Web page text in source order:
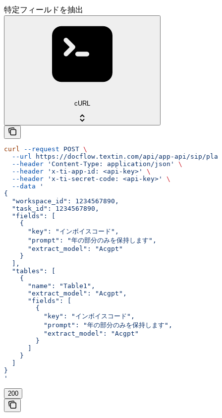
特定フィールドを抽出
cURL
curl --request POST \
  --url
https://docflow.textin.com/api/app-api/sip/
  --header
'Content-Type: application/json'
\
  --header
'x-ti-app-id: <api-key>'
\
  --header
'x-ti-secret-code: <api-key>'
\
  --data
'
{
  "workspace_id": 1234567890,
  "task_id": 1234567890,
  "fields": [
    {
      "key": "インボイスコード",
      "prompt": "年の部分のみを保持します",
      "extract_model": "Acgpt"
    }
  ],
  "tables": [
    {
      "name": "Table1",
      "extract_model": "Acgpt",
      "fields": [
        {
          "key": "インボイスコード",
          "prompt": "年の部分のみを保持します",
          "extract_model": "Acgpt"
        }
    }
}
'
200